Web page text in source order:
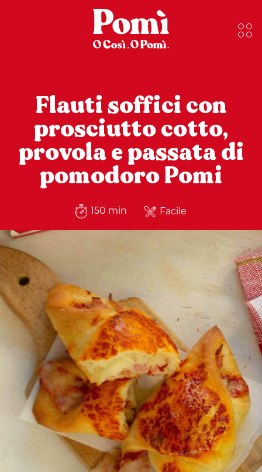
Flauti soffici con
prosciutto cotto,
provola e passata di
pomodoro Pomi
150 min Facile